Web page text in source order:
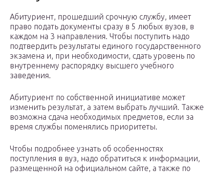
Абитуриент, прошедший срочную службу, имеет
право подать документы сразу в 5 любых вузов, в
каждом на 3 направления. Чтобы поступить надо
подтвердить результаты единого государственного
экзамена и, при необходимости, сдать уровень по
внутреннему распорядку высшего учебного
заведения.
Абитуриент по собственной инициативе может
изменить результат, а затем выбрать лучший. Также
возможна сдача необходимых предметов, если за
время службы поменялись приоритеты.
Чтобы подробнее узнать об особенностях
поступления в вуз, надо обратиться к информации,
размещенной на официальном сайте, а также по